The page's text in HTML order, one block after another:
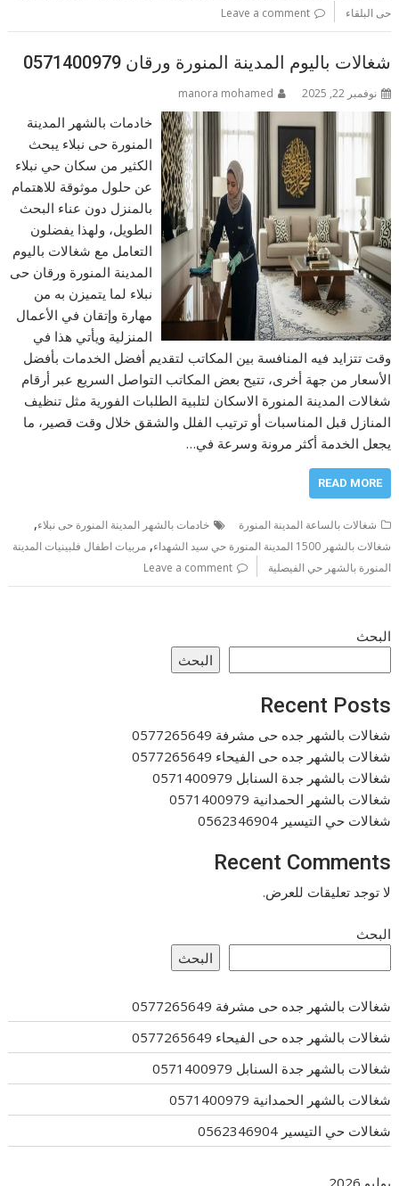
حى البلقاء
Leave a comment
شغالات باليوم المدينة المنورة ورقان 0571400979
نوفمبر 22, 2025 manora mohamed
خادمات بالشهر المدينة
المنورة حى نبلاء يبحث
الكثير من سكان حي نبلاء
عن حلول موثوقة للاهتمام
بالمنزل دون عناء البحث
الطويل، ولهذا يفضلون
التعامل مع شغالات باليوم
المدينة المنورة ورقان حى
نبلاء لما يتميزن به من
مهارة وإتقان في الأعمال
المنزلية ويأتي هذا في
وقت تتزايد فيه المنافسة بين المكاتب لتقديم أفضل الخدمات بأفضل
الأسعار من جهة أخرى، تتيح بعض المكاتب التواصل السريع عبر أرقام
شغالات المدينة المنورة الاسكان لتلبية الطلبات الفورية مثل تنظيف
المنازل قبل المناسبات أو ترتيب الفلل والشقق خلال وقت قصير، ما
يجعل الخدمة أكثر مرونة وسرعة في…
READ MORE
شغالات بالساعة المدينة المنورة خادمات بالشهر المدينة المنورة حى نبلاء,
شغالات بالشهر 1500 المدينة المنورة حي سيد الشهداء ,مربيات اطفال فلبينيات المدينة
المنورة بالشهر حي الفيصلية
Leave a comment
البحث
البحث
Recent Posts
شغالات بالشهر جده حى مشرفة 0577265649
شغالات بالشهر جده حى الفيحاء 0577265649
شغالات بالشهر جدة السنابل 0571400979
شغالات بالشهر الحمدانية 0571400979
شغالات حي التيسير 0562346904
Recent Comments
لا توجد تعليقات للعرض.
البحث
البحث
شغالات بالشهر جده حى مشرفة 0577265649
شغالات بالشهر جده حى الفيحاء 0577265649
شغالات بالشهر جدة السنابل 0571400979
شغالات بالشهر الحمدانية 0571400979
شغالات حي التيسير 0562346904
يوليو 2026